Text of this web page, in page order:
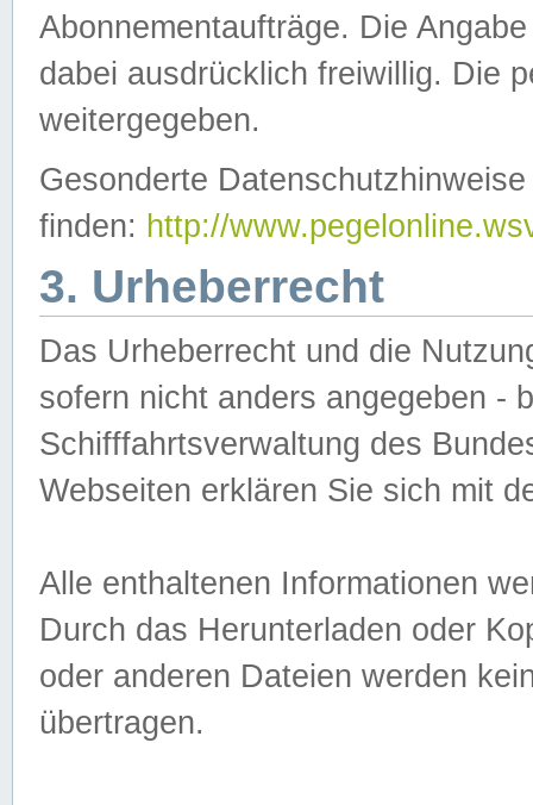
Abonnementaufträge. Die
dabei ausdrücklich freiwillig. Die
weitergegeben.
Gesonderte
finden: http://
3. Urheberrecht
Das Urheberrecht und die
sofern nicht anders angegeben -
Schifffahrtsverwaltung des
Webseiten erklären Sie sich mit
Alle enthaltenen Informationen
Durch das Herunterladen oder
oder anderen Dateien werden
übertragen.